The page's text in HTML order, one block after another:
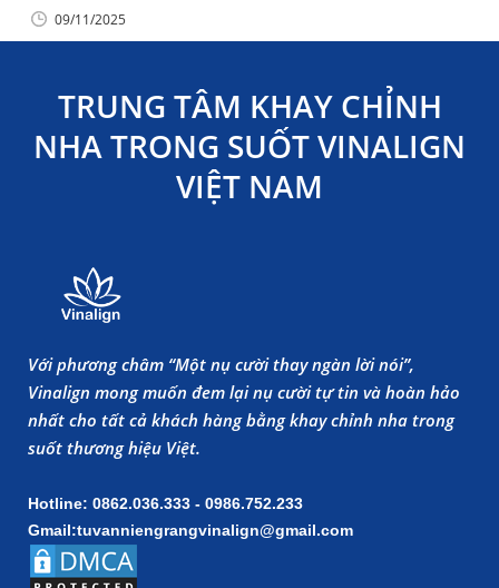
09/11/2025
TRUNG TÂM KHAY CHỈNH
NHA TRONG SUỐT VINALIGN
VIỆT NAM
Với phương châm “Một nụ cười thay ngàn lời nói”,
Vinalign mong muốn đem lại nụ cười tự tin và hoàn hảo
nhất cho tất cả khách hàng bằng khay chỉnh nha trong
suốt thương hiệu Việt.
Hotline: 0862.036.333 - 0986.752.233
Gmail:tuvanniengrangvinalign@gmail.com